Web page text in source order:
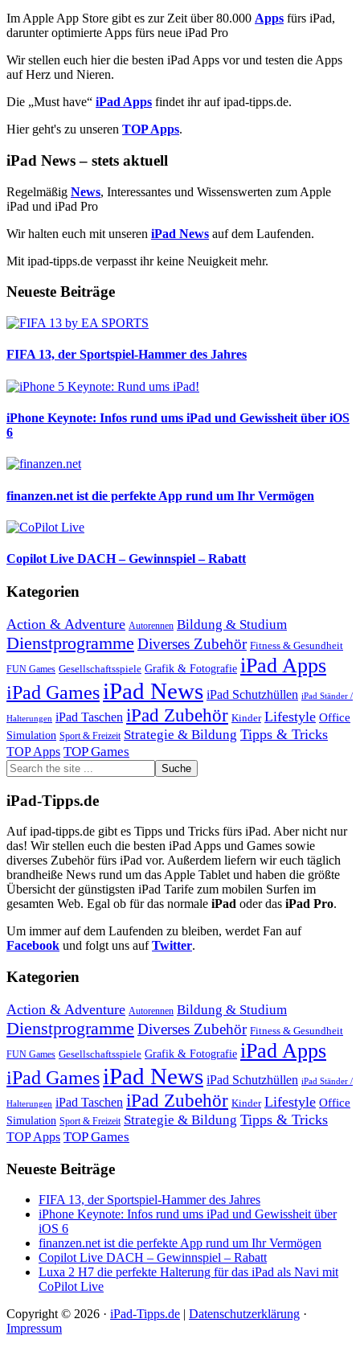
Im Apple App Store gibt es zur Zeit über 80.000 Apps fürs iPad,
darunter optimierte Apps fürs neue iPad Pro
Wir stellen euch hier die besten iPad Apps vor und testen die Apps
auf Herz und Nieren.
Die „Must have“ iPad Apps findet ihr auf ipad-tipps.de.
Hier geht's zu unseren TOP Apps.
iPad News – stets aktuell
Regelmäßig News, Interessantes und Wissenswerten zum Apple
iPad und iPad Pro
Wir halten euch mit unseren iPad News auf dem Laufenden.
Mit ipad-tipps.de verpasst ihr keine Neuigkeit mehr.
Neueste Beiträge
FIFA 13, der Sportspiel-Hammer des Jahres
iPhone Keynote: Infos rund ums iPad und Gewissheit über iOS
6
finanzen.net ist die perfekte App rund um Ihr Vermögen
Copilot Live DACH – Gewinnspiel – Rabatt
Kategorien
Action & Adventure Autorennen Bildung & Studium
Dienstprogramme Diverses Zubehör Fitness & Gesundheit
FUN Games Gesellschaftsspiele Grafik & Fotografie iPad Apps
iPad GamesiPad News iPad Schutzhüllen iPad Ständer /
Halterungen iPad Taschen iPad Zubehör Kinder Lifestyle Office
Simulation Sport & Freizeit Strategie & Bildung Tipps & Tricks
TOP Apps TOP Games
Footer
Search
the
site
...
iPad-Tipps.de
Auf ipad-tipps.de gibt es Tipps und Tricks fürs iPad. Aber nicht nur
das! Wir stellen euch die besten iPad Apps und Games sowie
diverses Zubehör fürs iPad vor. Außerdem liefern wir euch täglich
brandheiße News rund um das Apple Tablet und haben die größte
Übersicht der günstigsten iPad Tarife zum mobilen Surfen im
gesamten Web. Egal ob für das normale iPad oder das iPad Pro.
Um immer auf dem Laufenden zu bleiben, werdet Fan auf
Facebook und folgt uns aufTwitter.
Kategorien
Action & Adventure Autorennen Bildung & Studium
Dienstprogramme Diverses Zubehör Fitness & Gesundheit
FUN Games Gesellschaftsspiele Grafik & Fotografie iPad Apps
iPad GamesiPad News iPad Schutzhüllen iPad Ständer /
Halterungen iPad Taschen iPad Zubehör Kinder Lifestyle Office
Simulation Sport & Freizeit Strategie & Bildung Tipps & Tricks
TOP Apps TOP Games
Neueste Beiträge
FIFA 13, der Sportspiel-Hammer des Jahres
iPhone Keynote: Infos rund ums iPad und Gewissheit über
iOS 6
finanzen.net ist die perfekte App rund um Ihr Vermögen
Copilot Live DACH – Gewinnspiel – Rabatt
Luxa 2 H7 die perfekte Halterung für das iPad als Navi mit
CoPilot Live
Copyright © 2026 · iPad-Tipps.de | Datenschutzerklärung ·
Impressum